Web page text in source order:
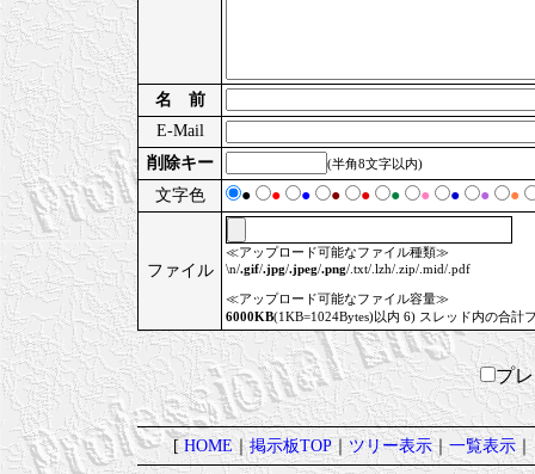
名 前
E-Mail
削除キー
(半角8文字以内)
文字色 ● ● ● ● ● ● ● ● ● ●
ファイル
≪アップロード可能なファイル種類≫
\n/.gif/.jpg/.jpeg/.png/.txt/.lzh/.zip/.mid/.pdf
≪アップロード可能なファイル容量≫
6000KB(1KB=1024Bytes)以内 6) スレッド内の合計
プ
[HOME｜掲示板TOP｜ツリー表示｜一覧表示｜